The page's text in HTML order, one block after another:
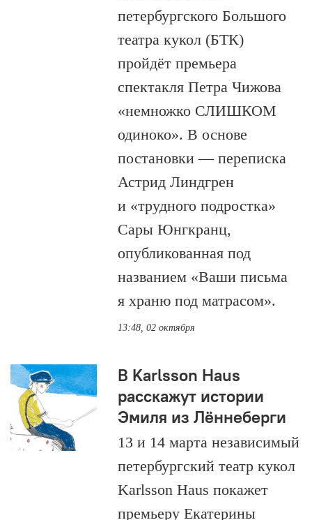
петербургского Большого
театра кукол (БТК)
пройдёт премьера
спектакля Петра Чижова
«немножко СЛИШКОМ
одиноко». В основе
постановки — переписка
Астрид Линдгрен
и «трудного подростка»
Сары Юнгкранц,
опубликованная под
названием «Ваши письма
я храню под матрасом».
13:48, 02 октября
В Karlsson Haus
расскажут истории
Эмиля из Лённеберги
13 и 14 марта независимый
петербургский театр кукол
Karlsson Haus покажет
премьеру Екатерины